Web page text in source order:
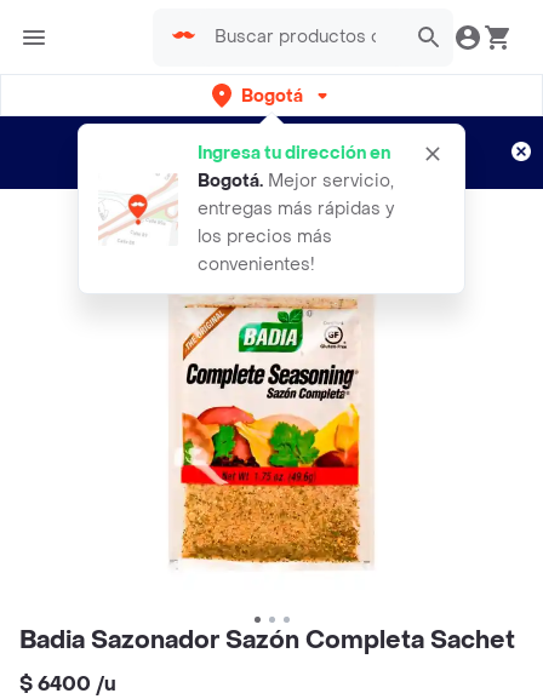
Bogotá
Ingresa tu dirección en
Bogotá. Mejor servicio,
entregas más rápidas y
los precios más
convenientes!
envíos gratis por semanas
Aplican TyC
Badia Sazonador Sazón Completa Sachet
$ 6400 /u